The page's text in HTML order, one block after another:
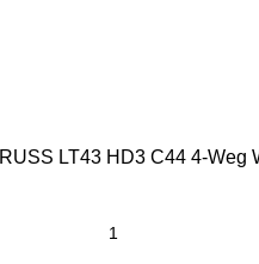
LT43 HD3 C44 4-Weg